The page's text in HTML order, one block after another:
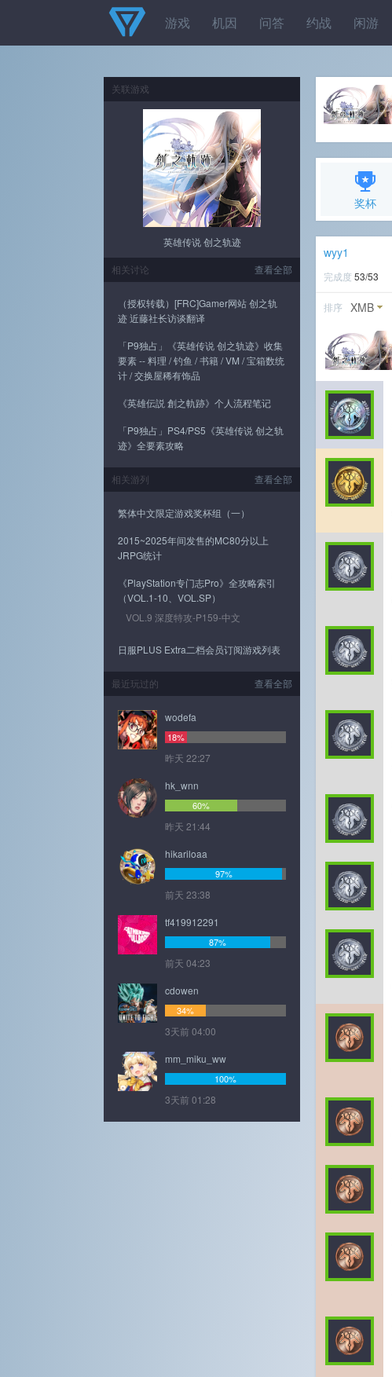
游戏 机因 问答 约战 闲游
奖杯
wyy1
完成度 53/53
排序 XMB
关联游戏
英雄传说 创之轨迹
查看全部
相关讨论
（授权转载）[FRC]Gamer网站 创之轨
迹 近藤社长访谈翻译
「P9独占」《英雄传说 创之轨迹》收集
要素 -- 料理 / 钓鱼 / 书籍 / VM / 宝箱数统
计 / 交换屋稀有饰品
《英雄伝説 創之軌跡》个人流程笔记
「P9独占」PS4/PS5《英雄传说 创之轨
迹》全要素攻略
查看全部
相关游列
繁体中文限定游戏奖杯组（一）
2015~2025年间发售的MC80分以上
JRPG统计
《PlayStation专门志Pro》全攻略索引
（VOL.1-10、VOL.SP）
VOL.9 深度特攻-P159-中文
日服PLUS Extra二档会员订阅游戏列表
查看全部
最近玩过的
wodefa
18%
昨天 22:27
hk_wnn
60%
昨天 21:44
hikariloaa
97%
前天 23:38
tf419912291
87%
前天 04:23
cdowen
34%
3天前 04:00
mm_miku_ww
100%
3天前 01:28